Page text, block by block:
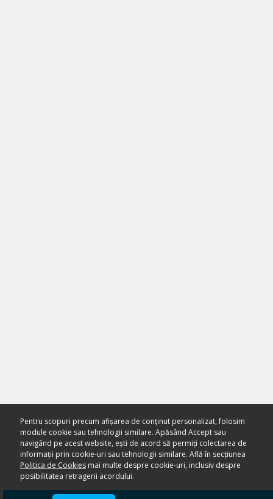
Pentru scopuri precum afișarea de conținut personalizat, folosim
module cookie sau tehnologii similare. Apăsând Accept sau
navigând pe acest website, ești de acord să permiți colectarea de
informații prin cookie-uri sau tehnologii similare. Află în secțiunea
Politica de Cookiesmai multe despre cookie-uri, inclusiv despre
posibilitatea retragerii acordului.